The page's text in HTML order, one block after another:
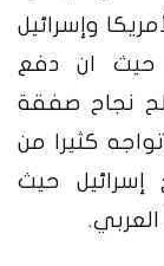
وإسرائيل
حيث ان دفع
نجاح صفقة
كثيرا من
حيث